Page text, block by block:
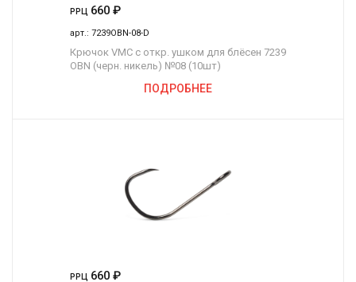
РРЦ 660 ₽
арт.: 7239OBN-08-D
Крючок VMC с откр. ушком для блёсен 7239
OBN (черн. никель) №08 (10шт)
ПОДРОБНЕЕ
РРЦ 660 ₽